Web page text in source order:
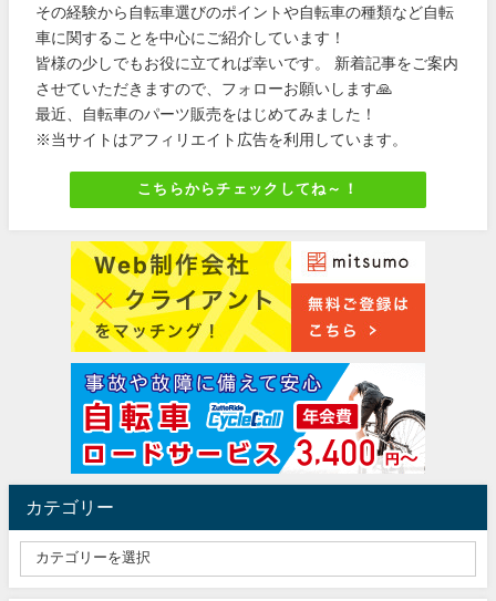
その経験から自転車選びのポイントや自転車の種類など自転
車に関することを中心にご紹介しています！
皆様の少しでもお役に立てれば幸いです。 新着記事をご案内
させていただきますので、フォローお願いします🙏
最近、自転車のパーツ販売をはじめてみました！
※当サイトはアフィリエイト広告を利用しています。
こちらからチェックしてね～！
カテゴリー